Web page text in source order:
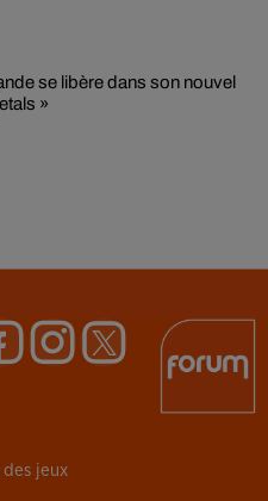
se libère dans son nouvel
»
des jeux